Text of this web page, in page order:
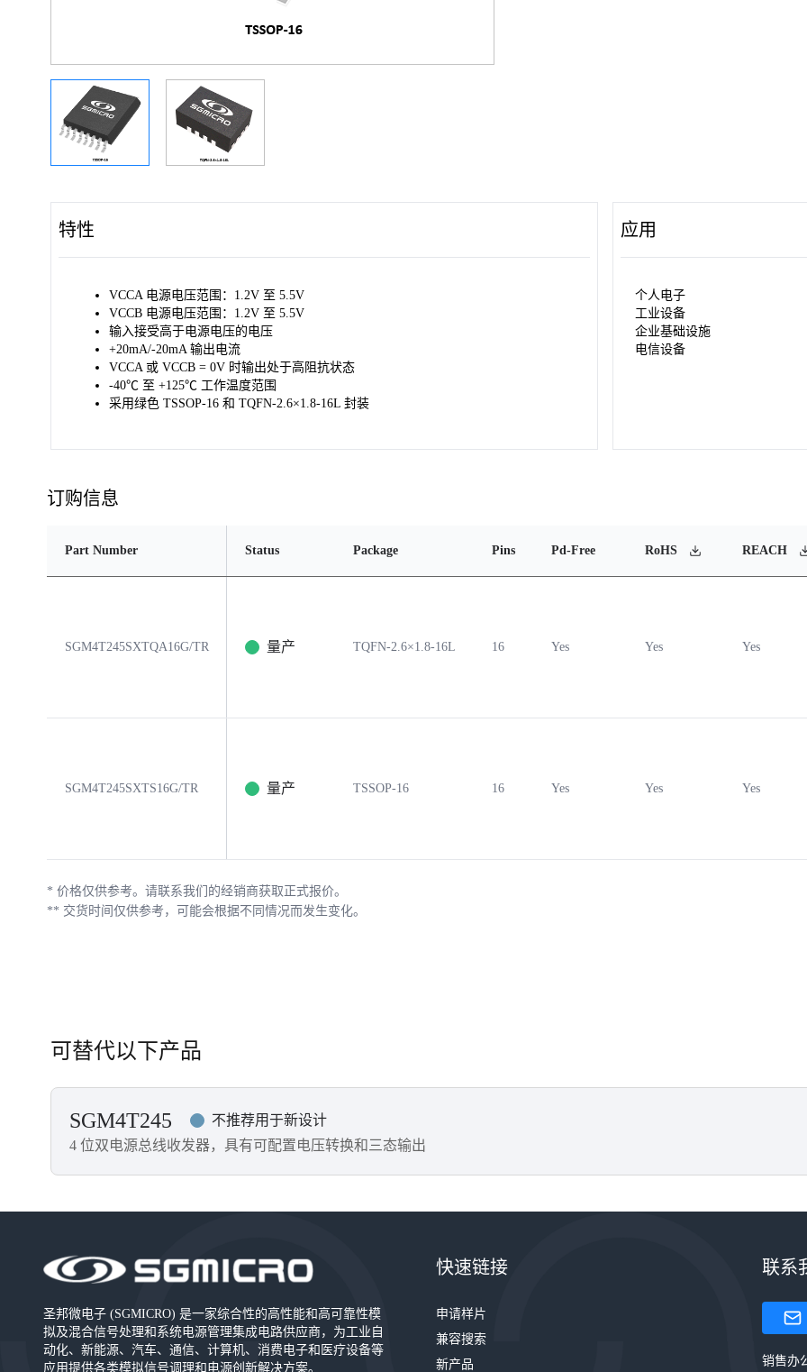
特性
VCCA 电源电压范围：1.2V 至 5.5V
VCCB 电源电压范围：1.2V 至 5.5V
输入接受高于电源电压的电压
+20mA/-20mA 输出电流
VCCA 或 VCCB = 0V 时输出处于高阻抗状态
-40℃ 至 +125℃ 工作温度范围
采用绿色 TSSOP-16 和 TQFN-2.6×1.8-16L 封装
应用
个人电子
工业设备
企业基础设施
电信设备
订购信息
Part Number Status Package Pins Pd-Free RoHS REACH
SGM4T245SXTQA16G/TR 量产 TQFN-2.6×1.8-16L 16 Yes Yes Yes
SGM4T245SXTS16G/TR 量产 TSSOP-16 16 Yes Yes Yes
* 价格仅供参考。请联系我们的经销商获取正式报价。
** 交货时间仅供参考，可能会根据不同情况而发生变化。
可替代以下产品
SGM4T245
不推荐用于新设计
4 位双电源总线收发器，具有可配置电压转换和三态输出
圣邦微电子 (SGMICRO) 是一家综合性的高性能和高可靠性模
拟及混合信号处理和系统电源管理集成电路供应商，为工业自
动化、新能源、汽车、通信、计算机、消费电子和医疗设备等
应用提供各类模拟信号调理和电源创新解决方案。
快速链接
申请样片
兼容搜索
新产品
联系
销售办